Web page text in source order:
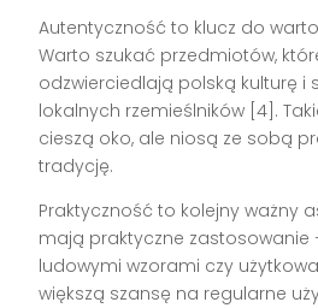
Autentyczność to klucz do
Warto szukać przedmiotów,
odzwierciedlają polską kulturę i
lokalnych rzemieślników [4].
cieszą oko, ale niosą ze sobą
tradycję.
Praktyczność to kolejny ważny
mają praktyczne zastosowanie
ludowymi wzorami czy
większą szansę na regularne